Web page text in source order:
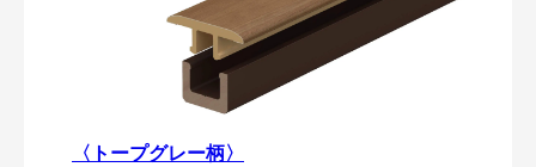
〈トープグレー柄〉